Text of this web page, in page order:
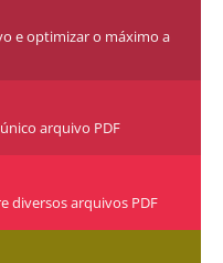
e optimizar o máximo a
arquivo PDF
diversos arquivos PDF